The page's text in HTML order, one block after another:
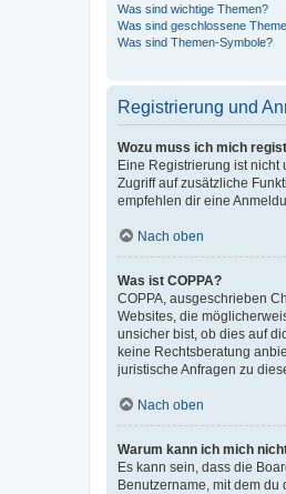
Was sind wichtige Themen?
Was sind geschlossene
Was sind Themen-Symbole?
Registrierung und
Wozu muss ich mich
Eine Registrierung ist nicht
Zugriff auf zusätzliche
empfehlen dir eine
Nach oben
Was ist COPPA?
COPPA, ausgeschrieben
Websites, die
unsicher bist, ob dies auf
keine Rechtsberatung
juristische Anfragen zu
Nach oben
Warum kann ich mich
Es kann sein, dass die
Benutzername, mit dem du